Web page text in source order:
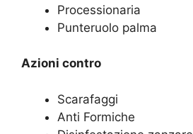
Processionaria
Punteruolo palma
Azioni contro
Scarafaggi
Anti Formiche